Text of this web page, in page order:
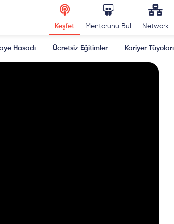
Keşfet Mentorunu Bul Network
Hasadı Ücretsiz Eğitimler Kariyer Tüyoları